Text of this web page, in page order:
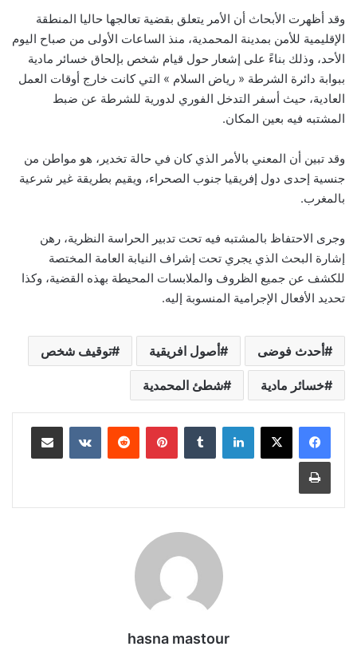
وقد أظهرت الأبحاث أن الأمر يتعلق بقضية تعالجها حاليا المنطقة
الإقليمية للأمن بمدينة المحمدية، منذ الساعات الأولى من صباح اليوم
الأحد، وذلك بناءً على إشعار حول قيام شخص بإلحاق خسائر مادية
ببوابة دائرة الشرطة « رياض السلام » التي كانت خارج أوقات العمل
العادية، حيث أسفر التدخل الفوري لدورية للشرطة عن ضبط
المشتبه فيه بعين المكان.
وقد تبين أن المعني بالأمر الذي كان في حالة تخدير، هو مواطن من
جنسية إحدى دول إفريقيا جنوب الصحراء، ويقيم بطريقة غير شرعية
بالمغرب.
وجرى الاحتفاظ بالمشتبه فيه تحت تدبير الحراسة النظرية، رهن
إشارة البحث الذي يجري تحت إشراف النيابة العامة المختصة
للكشف عن جميع الظروف والملابسات المحيطة بهذه القضية، وكذا
تحديد الأفعال الإجرامية المنسوبة إليه.
أحدث فوضى أصول افريقية توقيف شخص
خسائر مادية شطئ المحمدية
لينكدإن بينتيريست مشاركة عبر البريد
طباعة
hasna mastour